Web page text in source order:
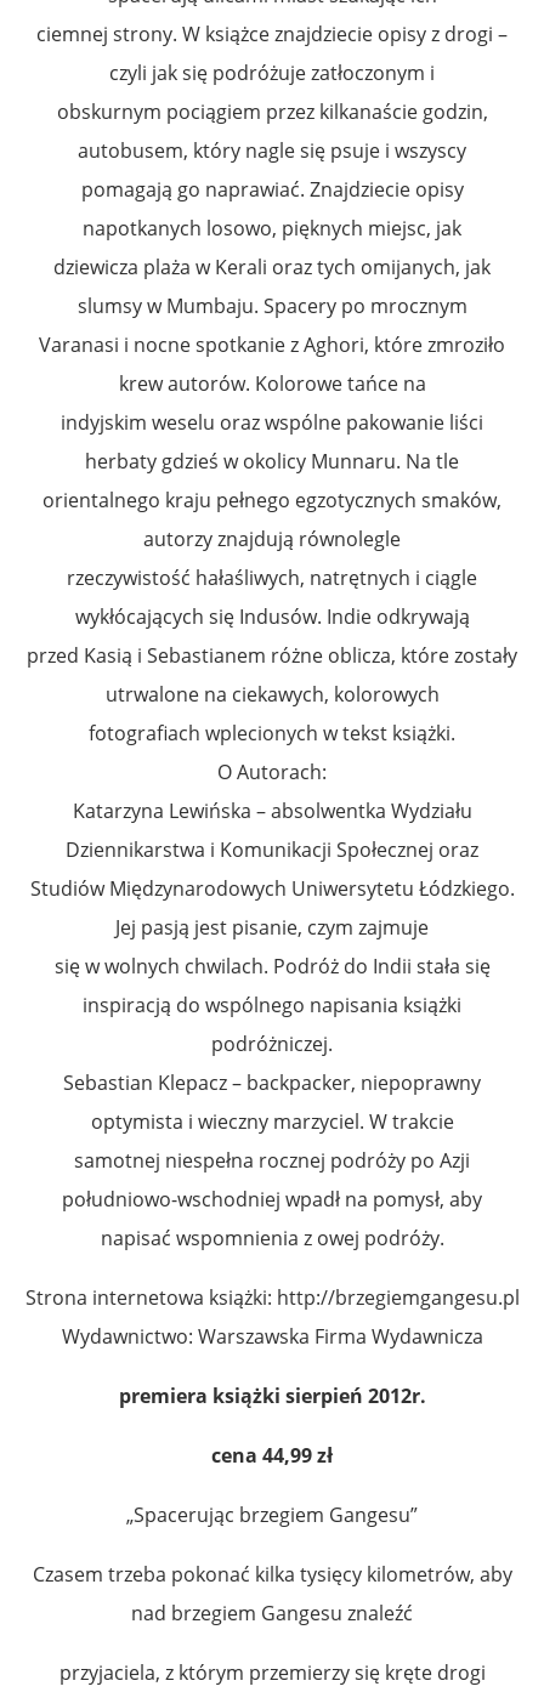
ciemnej strony. W książce znajdziecie opisy z drogi –
czyli jak się podróżuje zatłoczonym i
obskurnym pociągiem przez kilkanaście godzin,
autobusem, który nagle się psuje i wszyscy
pomagają go naprawiać. Znajdziecie opisy
napotkanych losowo, pięknych miejsc, jak
dziewicza plaża w Kerali oraz tych omijanych, jak
slumsy w Mumbaju. Spacery po mrocznym
Varanasi i nocne spotkanie z Aghori, które zmroziło
krew autorów. Kolorowe tańce na
indyjskim weselu oraz wspólne pakowanie liści
herbaty gdzieś w okolicy Munnaru. Na tle
orientalnego kraju pełnego egzotycznych smaków,
autorzy znajdują równolegle
rzeczywistość hałaśliwych, natrętnych i ciągle
wykłócających się Indusów. Indie odkrywają
przed Kasią i Sebastianem różne oblicza, które zostały
utrwalone na ciekawych, kolorowych
fotografiach wplecionych w tekst książki.
O Autorach:
Katarzyna Lewińska – absolwentka Wydziału
Dziennikarstwa i Komunikacji Społecznej oraz
Studiów Międzynarodowych Uniwersytetu Łódzkiego.
Jej pasją jest pisanie, czym zajmuje
się w wolnych chwilach. Podróż do Indii stała się
inspiracją do wspólnego napisania książki
podróżniczej.
Sebastian Klepacz – backpacker, niepoprawny
optymista i wieczny marzyciel. W trakcie
samotnej niespełna rocznej podróży po Azji
południowo-wschodniej wpadł na pomysł, aby
napisać wspomnienia z owej podróży.
Strona internetowa książki: http://brzegiemgangesu.pl
Wydawnictwo: Warszawska Firma Wydawnicza
premiera książki sierpień 2012r.
cena 44,99 zł
„Spacerując brzegiem Gangesu”
Czasem trzeba pokonać kilka tysięcy kilometrów, aby
nad brzegiem Gangesu znaleźć
przyjaciela, z którym przemierzy się kręte drogi